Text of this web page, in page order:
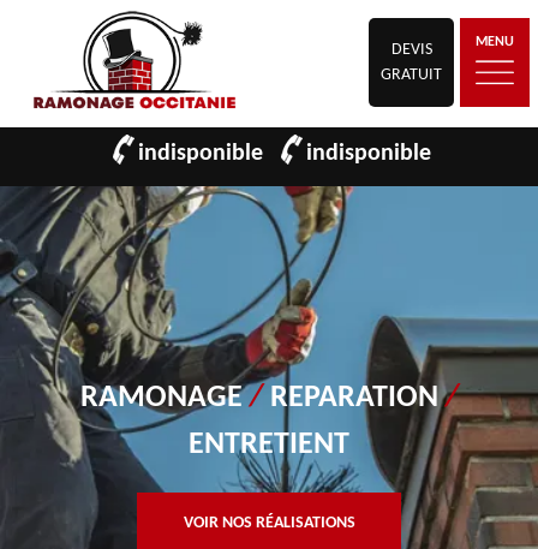
DEVIS
GRATUIT
MENU
indisponible indisponible
RAMONAGE/ REPARATION/
ENTRETIENT
VOIR NOS RÉALISATIONS